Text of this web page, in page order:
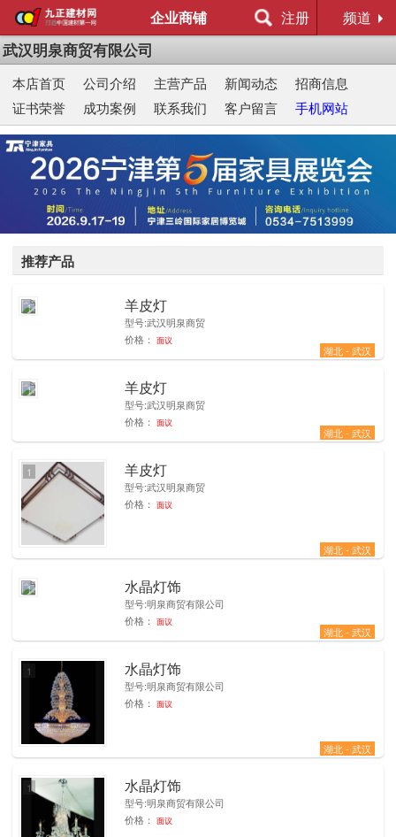
企业商铺 注册 频道
武汉明泉商贸有限公司
本店首页 公司介绍 主营产品 新闻动态
招商信息
证书荣誉
成功案例 联系我们 客户留言 手机网站
推荐产品
羊皮灯
型号:武汉明泉商贸
价格：
面议
湖北 - 武汉
1
羊皮灯
型号:武汉明泉商贸
价格：
面议
湖北 - 武汉
1
羊皮灯
型号:武汉明泉商贸
价格：
面议
湖北 - 武汉
1
水晶灯饰
型号:明泉商贸有限公司
价格：
面议
湖北 - 武汉
1
水晶灯饰
型号:明泉商贸有限公司
价格：
面议
湖北 - 武汉
1
水晶灯饰
型号:明泉商贸有限公司
价格：
面议
1